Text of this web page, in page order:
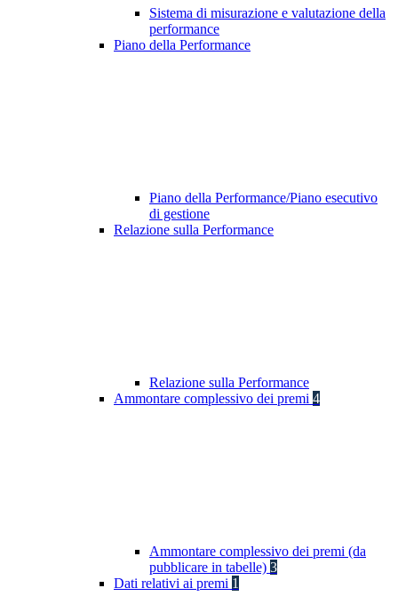
Sistema di misurazione e valutazione della
performance
Piano della Performance
Piano della Performance/Piano esecutivo
di gestione
Relazione sulla Performance
Relazione sulla Performance
Ammontare complessivo dei premi 4
Ammontare complessivo dei premi (da
pubblicare in tabelle) 3
Dati relativi ai premi 1